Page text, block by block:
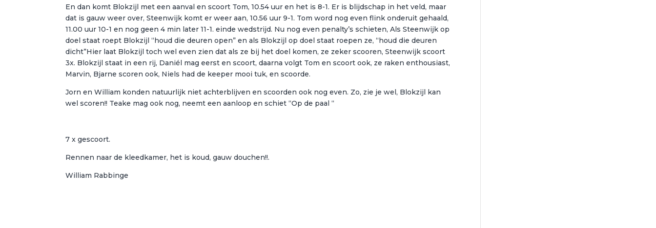
En dan komt Blokzijl met een aanval en scoort Tom, 10.54 uur en het is 8-1. Er is blijdschap in het veld, maar
dat is gauw weer over, Steenwijk komt er weer aan, 10.56 uur 9-1. Tom word nog even flink onderuit gehaald,
11.00 uur 10-1 en nog geen 4 min later 11-1. einde wedstrijd. Nu nog even penalty’s schieten, Als Steenwijk op
doel staat roept Blokzijl “houd die deuren open” en als Blokzijl op doel staat roepen ze, “houd die deuren
dicht”Hier laat Blokzijl toch wel even zien dat als ze bij het doel komen, ze zeker scooren, Steenwijk scoort
3x. Blokzijl staat in een rij, Daniél mag eerst en scoort, daarna volgt Tom en scoort ook, ze raken enthousiast,
Marvin, Bjarne scoren ook, Niels had de keeper mooi tuk, en scoorde.
Jorn en William konden natuurlijk niet achterblijven en scoorden ook nog even. Zo, zie je wel, Blokzijl kan
wel scoren!! Teake mag ook nog, neemt een aanloop en schiet “Op de paal “
7 x gescoort.
Rennen naar de kleedkamer, het is koud, gauw douchen!!.
William Rabbinge